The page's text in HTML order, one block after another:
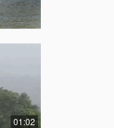
01:02